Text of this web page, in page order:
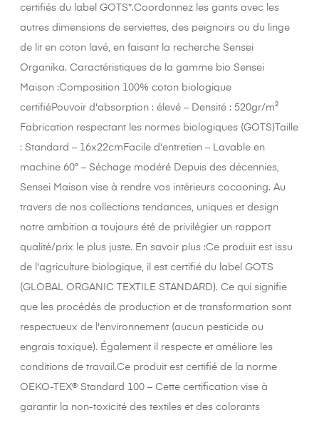
certifiés du label GOTS*.Coordonnez les gants avec les
autres dimensions de serviettes, des peignoirs ou du linge
de lit en coton lavé, en faisant la recherche Sensei
Organika. Caractéristiques de la gamme bio Sensei
Maison :Composition 100% coton biologique
certifiéPouvoir d'absorption : élevé – Densité : 520gr/m²
Fabrication respectant les normes biologiques (GOTS)Taille
: Standard – 16x22cmFacile d'entretien – Lavable en
machine 60° – Séchage modéré Depuis des décennies,
Sensei Maison vise à rendre vos intérieurs cocooning. Au
travers de nos collections tendances, uniques et design
notre ambition a toujours été de privilégier un rapport
qualité/prix le plus juste. En savoir plus :Ce produit est issu
de l'agriculture biologique, il est certifié du label GOTS
(GLOBAL ORGANIC TEXTILE STANDARD). Ce qui signifie
que les procédés de production et de transformation sont
respectueux de l'environnement (aucun pesticide ou
engrais toxique). Également il respecte et améliore les
conditions de travail.Ce produit est certifié de la norme
OEKO-TEX® Standard 100 – Cette certification vise à
garantir la non-toxicité des textiles et des colorants